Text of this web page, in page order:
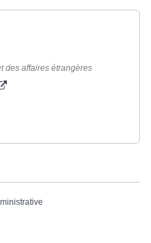
des affaires étrangères